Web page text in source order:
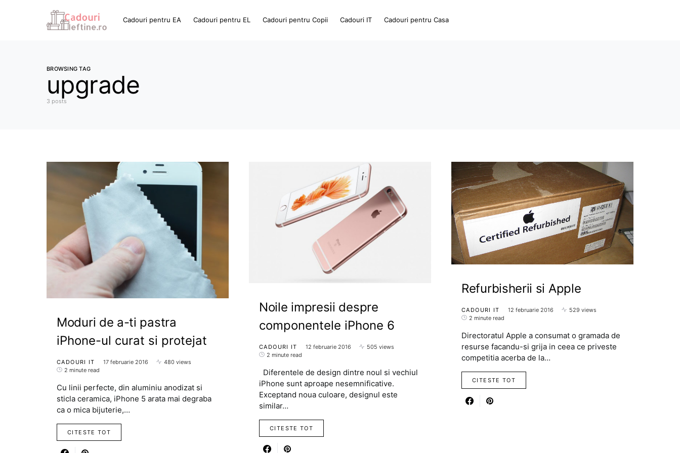
Cadouri pentru EA Cadouri pentru EL Cadouri pentru Copii Cadouri IT Cadouri pentru Casa
BROWSING TAG
upgrade
3 posts
Moduri de a-ti pastra
iPhone-ul curat si protejat
CADOURI IT 17 februarie 2016
480 views
2 minute read
Cu linii perfecte, din aluminiu anodizat si
sticla ceramica, iPhone 5 arata mai degraba
ca o mica bijuterie,…
CITESTE TOT
Noile impresii despre
componentele iPhone 6
CADOURI IT 12 februarie 2016
505 views
2 minute read
Diferentele de design dintre noul si vechiul
iPhone sunt aproape nesemnificative.
Exceptand noua culoare, designul este
similar…
CITESTE TOT
Refurbisherii si Apple
CADOURI IT 12 februarie 2016
529 views
2 minute read
Directoratul Apple a consumat o gramada de
resurse facandu-si grija in ceea ce priveste
competitia acerba de la…
CITESTE TOT